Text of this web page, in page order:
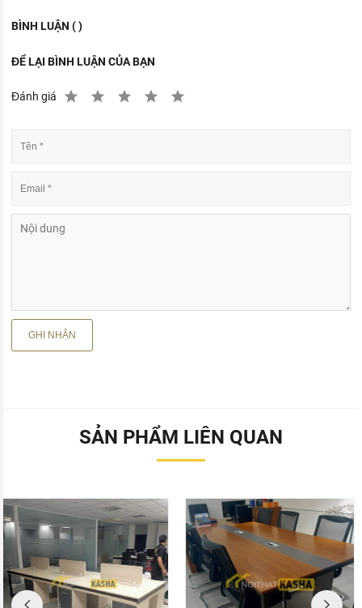
BÌNH LUẬN ( )
ĐỂ LẠI BÌNH LUẬN CỦA BẠN
Đánh giá
SẢN PHẨM LIÊN QUAN